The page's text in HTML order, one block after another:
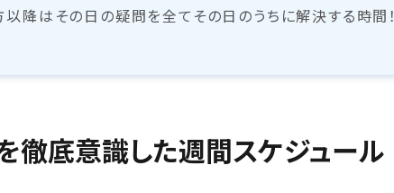
以降はその日の疑問を全てその日のうちに解決する時間！
を徹底意識した週間スケジュール